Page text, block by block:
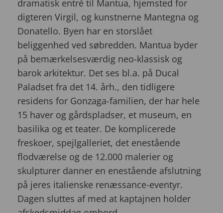
dramatisk entré til Mantua, hjemsted for
digteren Virgil, og kunstnerne Mantegna og
Donatello. Byen har en storslået
beliggenhed ved søbredden. Mantua byder
på bemærkelsesværdig neo-klassisk og
barok arkitektur. Det ses bl.a. på Ducal
Paladset fra det 14. årh., den tidligere
residens for Gonzaga-familien, der har hele
15 haver og gårdspladser, et museum, en
basilika og et teater. De komplicerede
freskoer, spejlgalleriet, det enestående
flodværelse og de 12.000 malerier og
skulpturer danner en enestående afslutning
på jeres italienske renæssance-eventyr.
Dagen sluttes af med at kaptajnen holder